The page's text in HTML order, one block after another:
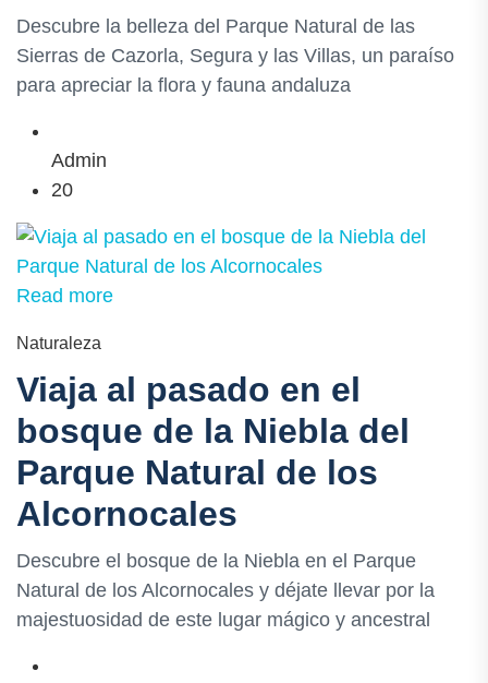
Descubre la belleza del Parque Natural de las
Sierras de Cazorla, Segura y las Villas, un paraíso
para apreciar la flora y fauna andaluza
Admin
20
Read more
Naturaleza
Viaja al pasado en el
bosque de la Niebla del
Parque Natural de los
Alcornocales
Descubre el bosque de la Niebla en el Parque
Natural de los Alcornocales y déjate llevar por la
majestuosidad de este lugar mágico y ancestral